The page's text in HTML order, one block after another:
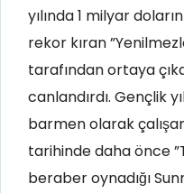
yılında 1 milyar
rekor kıran
tarafından ortaya
canlandırdı. Gençlik
barmen olarak
tarihinde daha önce
beraber oynadığı